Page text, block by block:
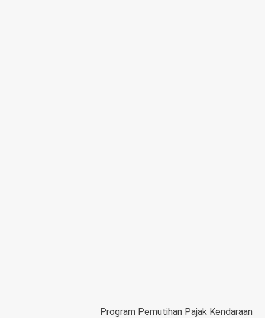
Program Pemutihan Pajak Kendaraan